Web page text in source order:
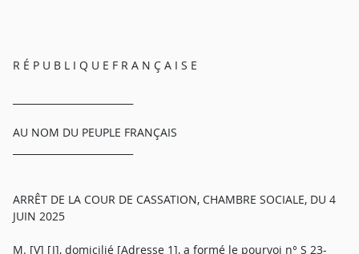
R É P U B L I Q U E F R A N Ç A I S E
AU NOM DU PEUPLE FRANÇAIS
ARRÊT DE LA COUR DE CASSATION, CHAMBRE SOCIALE, DU 4
JUIN 2025
M. [V] [J], domicilié [Adresse 1], a formé le pourvoi n° S 23-